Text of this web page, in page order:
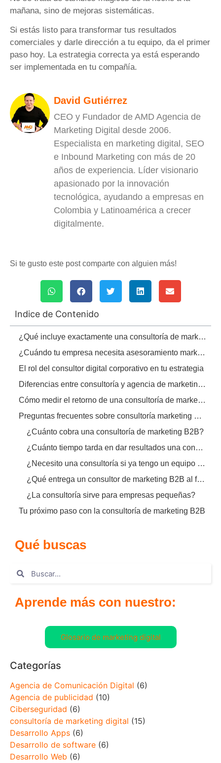
mañana, sino de mejoras sistemáticas.
Si estás listo para transformar tus resultados
comerciales y darle dirección a tu equipo, da el primer
paso hoy. La estrategia correcta ya está esperando
ser implementada en tu compañía.
David Gutiérrez
CEO y Fundador de AMD Agencia de
Marketing Digital desde 2006.
Especialista en marketing digital, SEO
e Inbound Marketing con más de 20
años de experiencia. Líder visionario
apasionado por la innovación
tecnológica, ayudando a empresas en
Colombia y Latinoamérica a crecer
digitalmente.
Si te gusto este post comparte con alguien más!
Indice de Contenido
¿Qué incluye exactamente una consultoría de marketing B2B?
¿Cuándo tu empresa necesita asesoramiento marketing empresas?
El rol del consultor digital corporativo en tu estrategia
Diferencias entre consultoría y agencia de marketing tradicional
Cómo medir el retorno de una consultoría de marketing B2B
Preguntas frecuentes sobre consultoría marketing B2B
¿Cuánto cobra una consultoría de marketing B2B?
¿Cuánto tiempo tarda en dar resultados una consultoría B2B?
¿Necesito una consultoría si ya tengo un equipo interno de marketing?
¿Qué entrega un consultor de marketing B2B al finalizar el proyecto?
¿La consultoría sirve para empresas pequeñas?
Tu próximo paso con la consultoría de marketing B2B
Qué buscas
Aprende más con nuestro:
Glosario de marketing digital
Categorías
Agencia de Comunicación Digital (6)
Agencia de publicidad (10)
Ciberseguridad (6)
consultoría de marketing digital (15)
Desarrollo Apps (6)
Desarrollo de software (6)
Desarrollo Web (6)